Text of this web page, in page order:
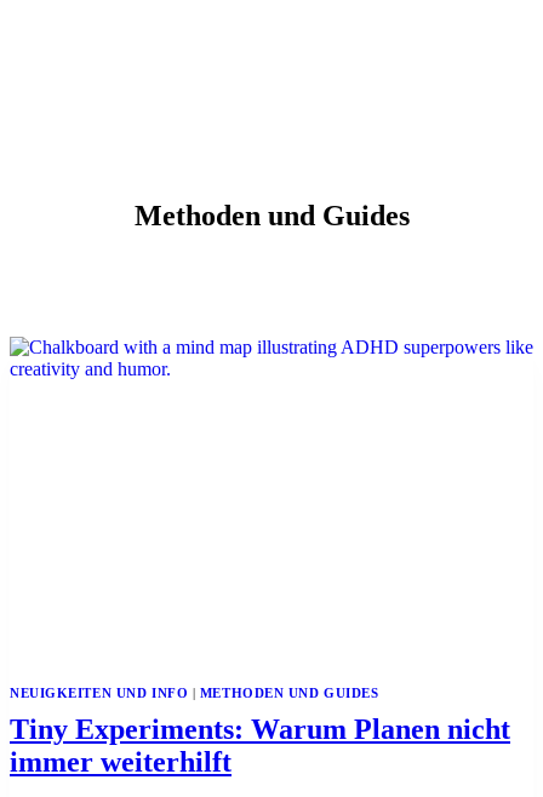
Methoden und Guides
NEUIGKEITEN UND INFO | METHODEN UND GUIDES
Tiny Experiments: Warum Planen nicht
immer weiterhilft